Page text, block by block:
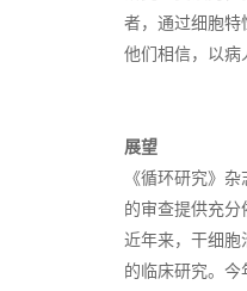
者，通过细胞特
他们相信，以病
展望
《循环研究》
的审查提供充分
近年来，干细胞
的临床研究。今